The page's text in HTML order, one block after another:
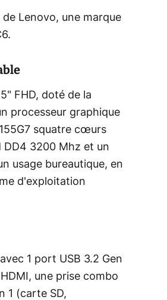
Lenovo, une marque
FHD, doté de la
processeur graphique
squatre cœurs
DD4 3200 Mhz et un
usage bureautique, en
d'exploitation
1 port USB 3.2 Gen
une prise combo
1 (carte SD,